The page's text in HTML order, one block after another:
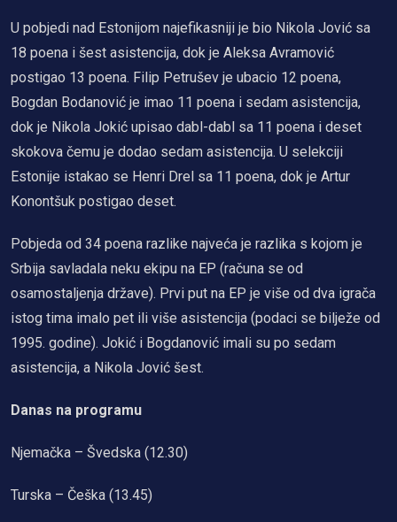
U pobjedi nad Estonijom najefikasniji je bio Nikola Jović sa
18 poena i šest asistencija, dok je Aleksa Avramović
postigao 13 poena. Filip Petrušev je ubacio 12 poena,
Bogdan Bodanović je imao 11 poena i sedam asistencija,
dok je Nikola Jokić upisao dabl-dabl sa 11 poena i deset
skokova čemu je dodao sedam asistencija. U selekciji
Estonije istakao se Henri Drel sa 11 poena, dok je Artur
Konontšuk postigao deset.
Pobjeda od 34 poena razlike najveća je razlika s kojom je
Srbija savladala neku ekipu na EP (računa se od
osamostaljenja države). Prvi put na EP je više od dva igrača
istog tima imalo pet ili više asistencija (podaci se bilježe od
1995. godine). Jokić i Bogdanović imali su po sedam
asistencija, a Nikola Jović šest.
Danas na programu
Njemačka – Švedska (12.30)
Turska – Češka (13.45)